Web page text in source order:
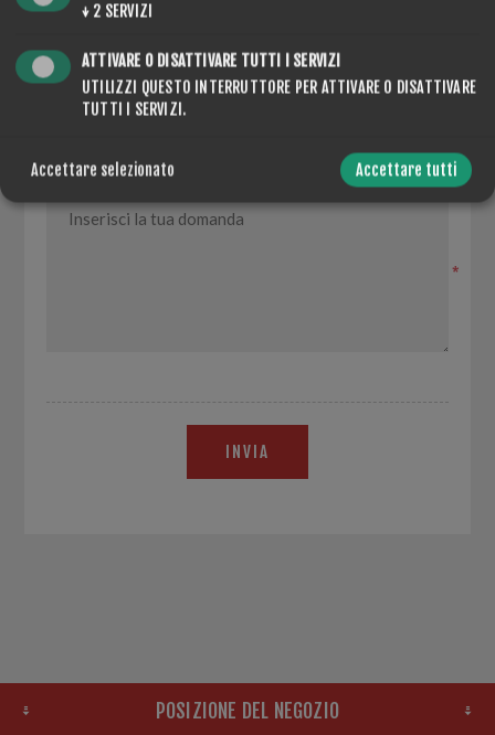
LA TUA E-MAIL
RICHIESTA
*
INVIA
POSIZIONE DEL NEGOZIO
↓ 2 SERVIZI
ATTIVARE O DISATTIVARE TUTTI I SERVIZI
UTILIZZI QUESTO INTERRUTTORE PER ATTIVARE O DISATTIVARE
TUTTI I SERVIZI.
Accettare selezionato Accettare tutti